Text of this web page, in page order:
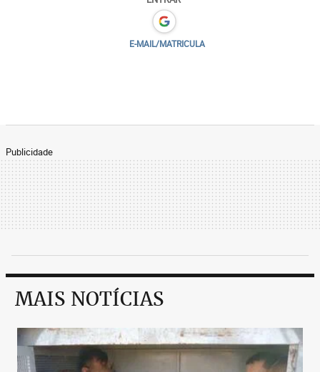
E-MAIL/MATRICULA
Publicidade
MAIS NOTÍCIAS